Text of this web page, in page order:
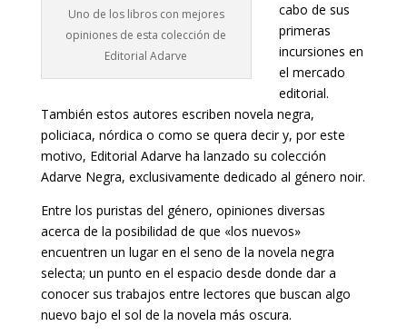
Uno de los libros con mejores
opiniones de esta colección de
Editorial Adarve
cabo de sus
primeras
incursiones en
el mercado
editorial.
También estos autores escriben novela negra,
policiaca, nórdica o como se quera decir y, por este
motivo, Editorial Adarve ha lanzado su colección
Adarve Negra, exclusivamente dedicado al género noir.
Entre los puristas del género, opiniones diversas
acerca de la posibilidad de que «los nuevos»
encuentren un lugar en el seno de la novela negra
selecta; un punto en el espacio desde donde dar a
conocer sus trabajos entre lectores que buscan algo
nuevo bajo el sol de la novela más oscura.